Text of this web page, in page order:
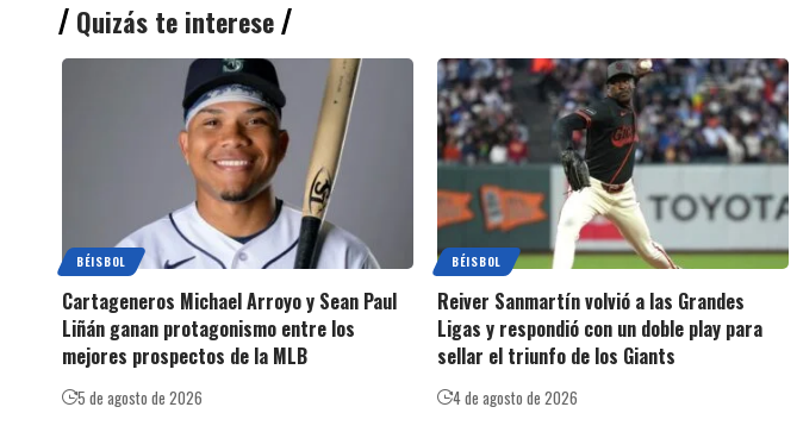
Quizás te interese
BÉISBOL
Cartageneros Michael Arroyo y Sean Paul
Liñán ganan protagonismo entre los
mejores prospectos de la MLB
5 de agosto de 2026
BÉISBOL
Reiver Sanmartín volvió a las Grandes
Ligas y respondió con un doble play para
sellar el triunfo de los Giants
4 de agosto de 2026